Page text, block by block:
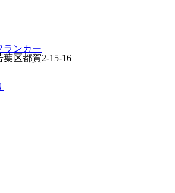
ランカー
区都賀2-15-16